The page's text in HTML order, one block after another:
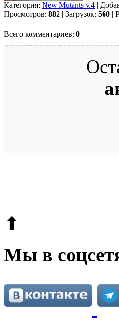
Категория: New Mutants v.4 |
Просмотров: 882 | Загрузок: 560 |
Всего комментариев: 0
⬆
Мы в